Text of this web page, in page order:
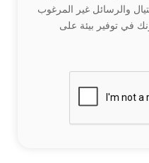
والرسائل غير المرغوب
في توفير بيئة على